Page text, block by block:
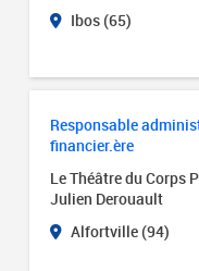
Ibos (65)
Responsable
financier.ère
Le Théâtre du Corps
Julien Derouault
Alfortville (94)